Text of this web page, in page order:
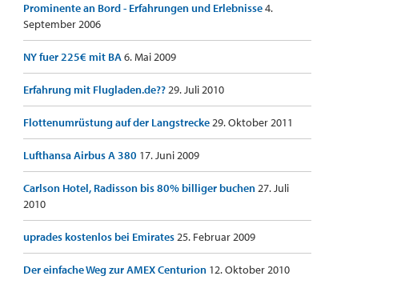
Prominente an Bord - Erfahrungen und Erlebnisse4.
September 2006
NY fuer 225€ mit BA6. Mai 2009
Erfahrung mit Flugladen.de??29. Juli 2010
Flottenumrüstung auf der Langstrecke29. Oktober 2011
Lufthansa Airbus A 380 17. Juni 2009
Carlson Hotel, Radisson bis 80% billiger buchen27. Juli
2010
uprades kostenlos bei Emirates25. Februar 2009
Der einfache Weg zur AMEX Centurion 12. Oktober 2010